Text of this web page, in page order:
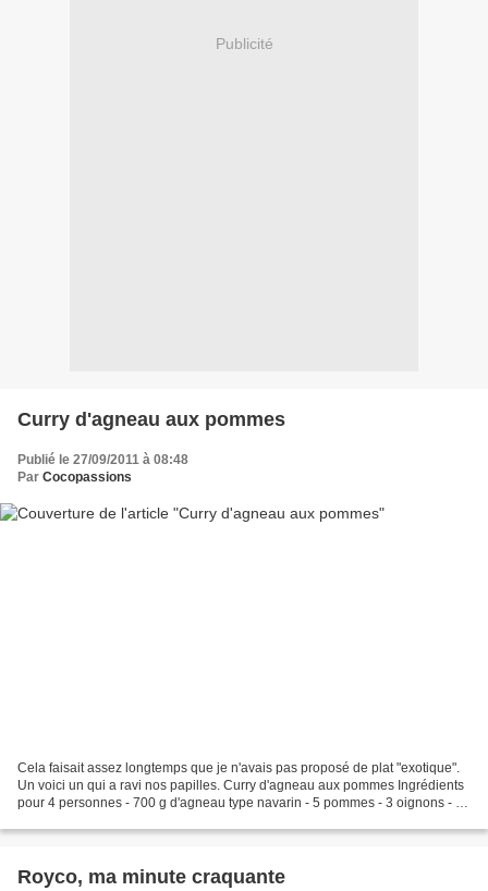
Publicité
Curry d'agneau aux pommes
Publié le 27/09/2011 à 08:48
Par Cocopassions
Cela faisait assez longtemps que je n'avais pas proposé de plat "exotique".
Un voici un qui a ravi nos papilles. Curry d'agneau aux pommes Ingrédients
pour 4 personnes - 700 g d'agneau type navarin - 5 pommes - 3 oignons - 2
Royco, ma minute craquante